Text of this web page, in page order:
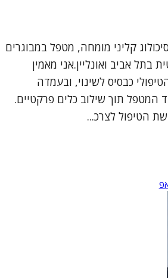
קליני מומחה, מטפל במבוגרים
בתל אביב ואונליין.אני מאמין
כבסיס לשינוי, ובעמדה
המטפל תוך שילוב כלים פרקטיים.
הטיפול לצרכ...